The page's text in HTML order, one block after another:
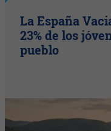
La España
23% de los
pueblo